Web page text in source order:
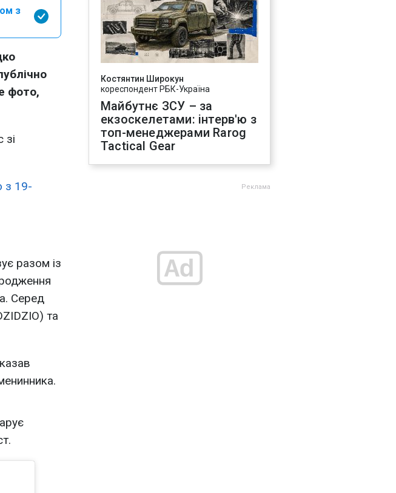
з
фото,
з 19-
разом із
Серед
та
Костянтин Широкун
кореспондент РБК-Україна
Майбутнє ЗСУ – за
екзоскелетами: інтерв'ю з
топ-менеджерами Rarog
Tactical Gear